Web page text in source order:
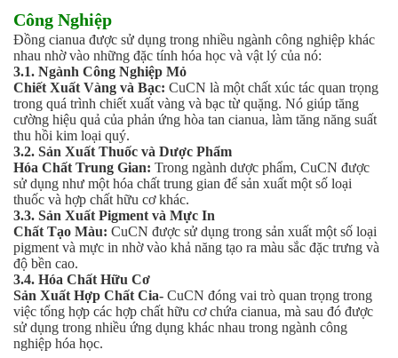
Pha sơn tĩnh điện
Dung môi khác
HƯƠNG LIỆU TINH DẦU
HÓA CHẤT CÔNG NGHIỆP
Axit
Hóa chất khác
Kiềm
Muối
Kim loại màu
Oxit kim loại
HÓA CHẤT THÍ NGHIỆM
Hóa chất thí nghiệm
Thiết bị phòng thí nghiệm
HÓA CHẤT NÔNG NGHIỆP
Nguyên liệu phân bón
Chế phẩm sinh học
Nguyên liệu chăn nuôi
Công Nghiệp
Đồng cianua được sử dụng trong nhiều ngành công nghiệp khác
nhau nhờ vào những đặc tính hóa học và vật lý của nó:
3.1. Ngành Công Nghiệp Mỏ
Chiết Xuất Vàng và Bạc: CuCN là một chất xúc tác quan trọng
trong quá trình chiết xuất vàng và bạc từ quặng. Nó giúp tăng
cường hiệu quả của phản ứng hòa tan cianua, làm tăng năng suất
thu hồi kim loại quý.
3.2. Sản Xuất Thuốc và Dược Phẩm
Hóa Chất Trung Gian: Trong ngành dược phẩm, CuCN được
sử dụng như một hóa chất trung gian để sản xuất một số loại
thuốc và hợp chất hữu cơ khác.
3.3. Sản Xuất Pigment và Mực In
Chất Tạo Màu: CuCN được sử dụng trong sản xuất một số loại
pigment và mực in nhờ vào khả năng tạo ra màu sắc đặc trưng và
độ bền cao.
3.4. Hóa Chất Hữu Cơ
Sản Xuất Hợp Chất Cia- CuCN đóng vai trò quan trọng trong
việc tổng hợp các hợp chất hữu cơ chứa cianua, mà sau đó được
sử dụng trong nhiều ứng dụng khác nhau trong ngành công
nghiệp hóa học.